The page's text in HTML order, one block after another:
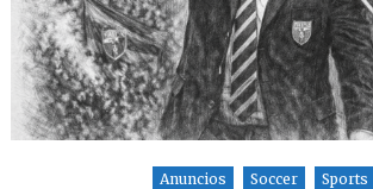
Anuncios Soccer Sports